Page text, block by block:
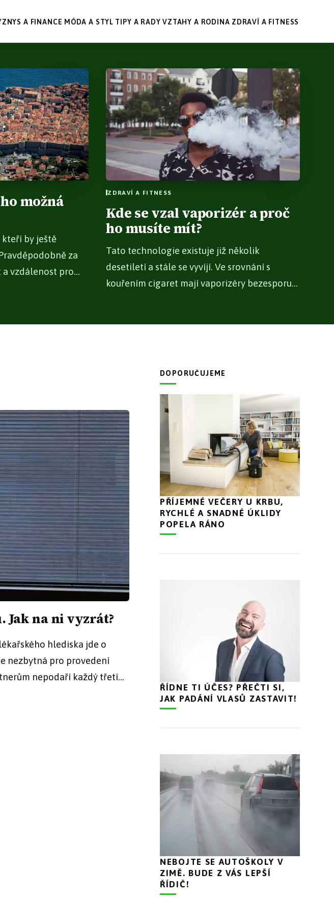
A FINANCE MÓDA A STYL TIPY A RADY VZTAHY A RODINA ZDRAVÍ A FITNESS
možná
by ještě
za
vzdálenost pro
Kde se vzal vaporizér a proč
ho musíte mít?
Tato technologie existuje již několik
desetiletí a stále se vyvíjí. Ve srovnání s
kouřením cigaret mají vaporizéry bezesporu...
ZDRAVÍ A FITNESS
Jak na ni vyzrát?
hlediska jde o
nezbytná pro provedení
nepodaří každý třetí...
DOPORUČUJEME
PŘÍJEMNÉ VEČERY U KRBU,
RYCHLÉ A SNADNÉ ÚKLIDY
POPELA RÁNO
ŘÍDNE TI ÚČES? PŘEČTI SI,
JAK PADÁNÍ VLASŮ ZASTAVIT!
NEBOJTE SE AUTOŠKOLY V
ZIMĚ. BUDE Z VÁS LEPŠÍ
ŘÍDIČ!